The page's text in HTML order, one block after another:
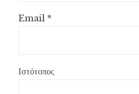
Email *
Ιστότοπος